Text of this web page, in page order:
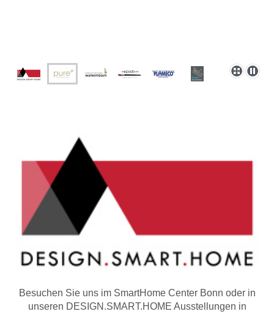
Besuchen Sie uns im SmartHome Center Bonn oder in
unseren DESIGN.SMART.HOME Ausstellungen in